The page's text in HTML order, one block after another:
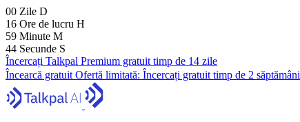
00 Zile D
16 Ore de lucru H
59 Minute M
43 Secunde S
Încercați Talkpal Premium gratuit timp de 14 zile
Încearcă gratuit Ofertă limitată: Încercați gratuit timp de 2 săptămâni